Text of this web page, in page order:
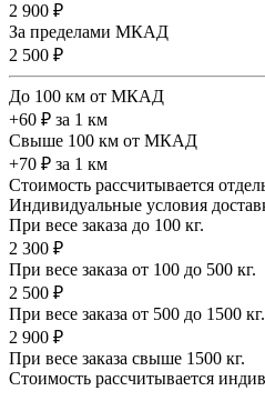
2 900 ₽
За пределами МКАД
2 500 ₽
До 100 км от МКАД
+60 ₽ за 1 км
Свыше 100 км от МКАД
+70 ₽ за 1 км
Стоимость рассчитывается
Индивидуальные условия
При весе заказа до 100 кг.
2 300 ₽
При весе заказа от 100 до 500 кг.
2 500 ₽
При весе заказа от 500 до 1500 кг.
2 900 ₽
При весе заказа свыше 1500 кг.
Стоимость рассчитывается